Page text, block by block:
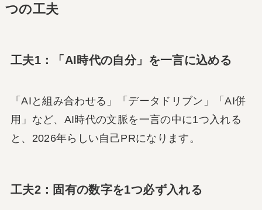
つの工夫
工夫1：「AI時代の自分」を一言に込める
「AIと組み合わせる」「データドリブン」「AI併
用」など、AI時代の文脈を一言の中に1つ入れる
と、2026年らしい自己PRになります。
工夫2：固有の数字を1つ必ず入れる